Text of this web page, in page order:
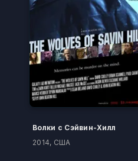
Волки с Сэйвин-Хилл
2014, США